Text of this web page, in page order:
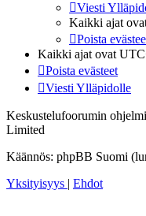
Viesti
Kaikki ajat
Poista
Kaikki ajat ovat
Poista evästeet
Viesti Ylläpidolle
Keskustelufoorumin
Limited
Käännös: phpBB Suomi
Yksityisyys | Ehdot